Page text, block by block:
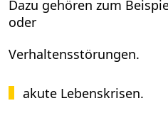
Dazu gehören zum
oder
Verhaltensstörungen.
akute Lebenskrisen.